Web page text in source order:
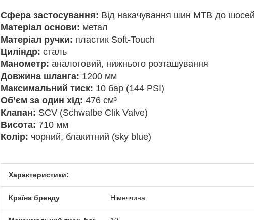
Сфера застосування: Від накачування шин MTB до
Матеріал основи: метал
Матеріал ручки: пластик Soft-Touch
Циліндр: сталь
Манометр: аналоговий, нижнього розташування
Довжина шланга: 1200 мм
Максимальний тиск: 10 бар (144 PSI)
Об’єм за один хід: 476 см³
Клапан: SCV (Schwalbe Clik Valve)
Висота: 710 мм
Колір: чорний, блакитний (sky blue)
Характеристики:
Країна бренду Німеччина